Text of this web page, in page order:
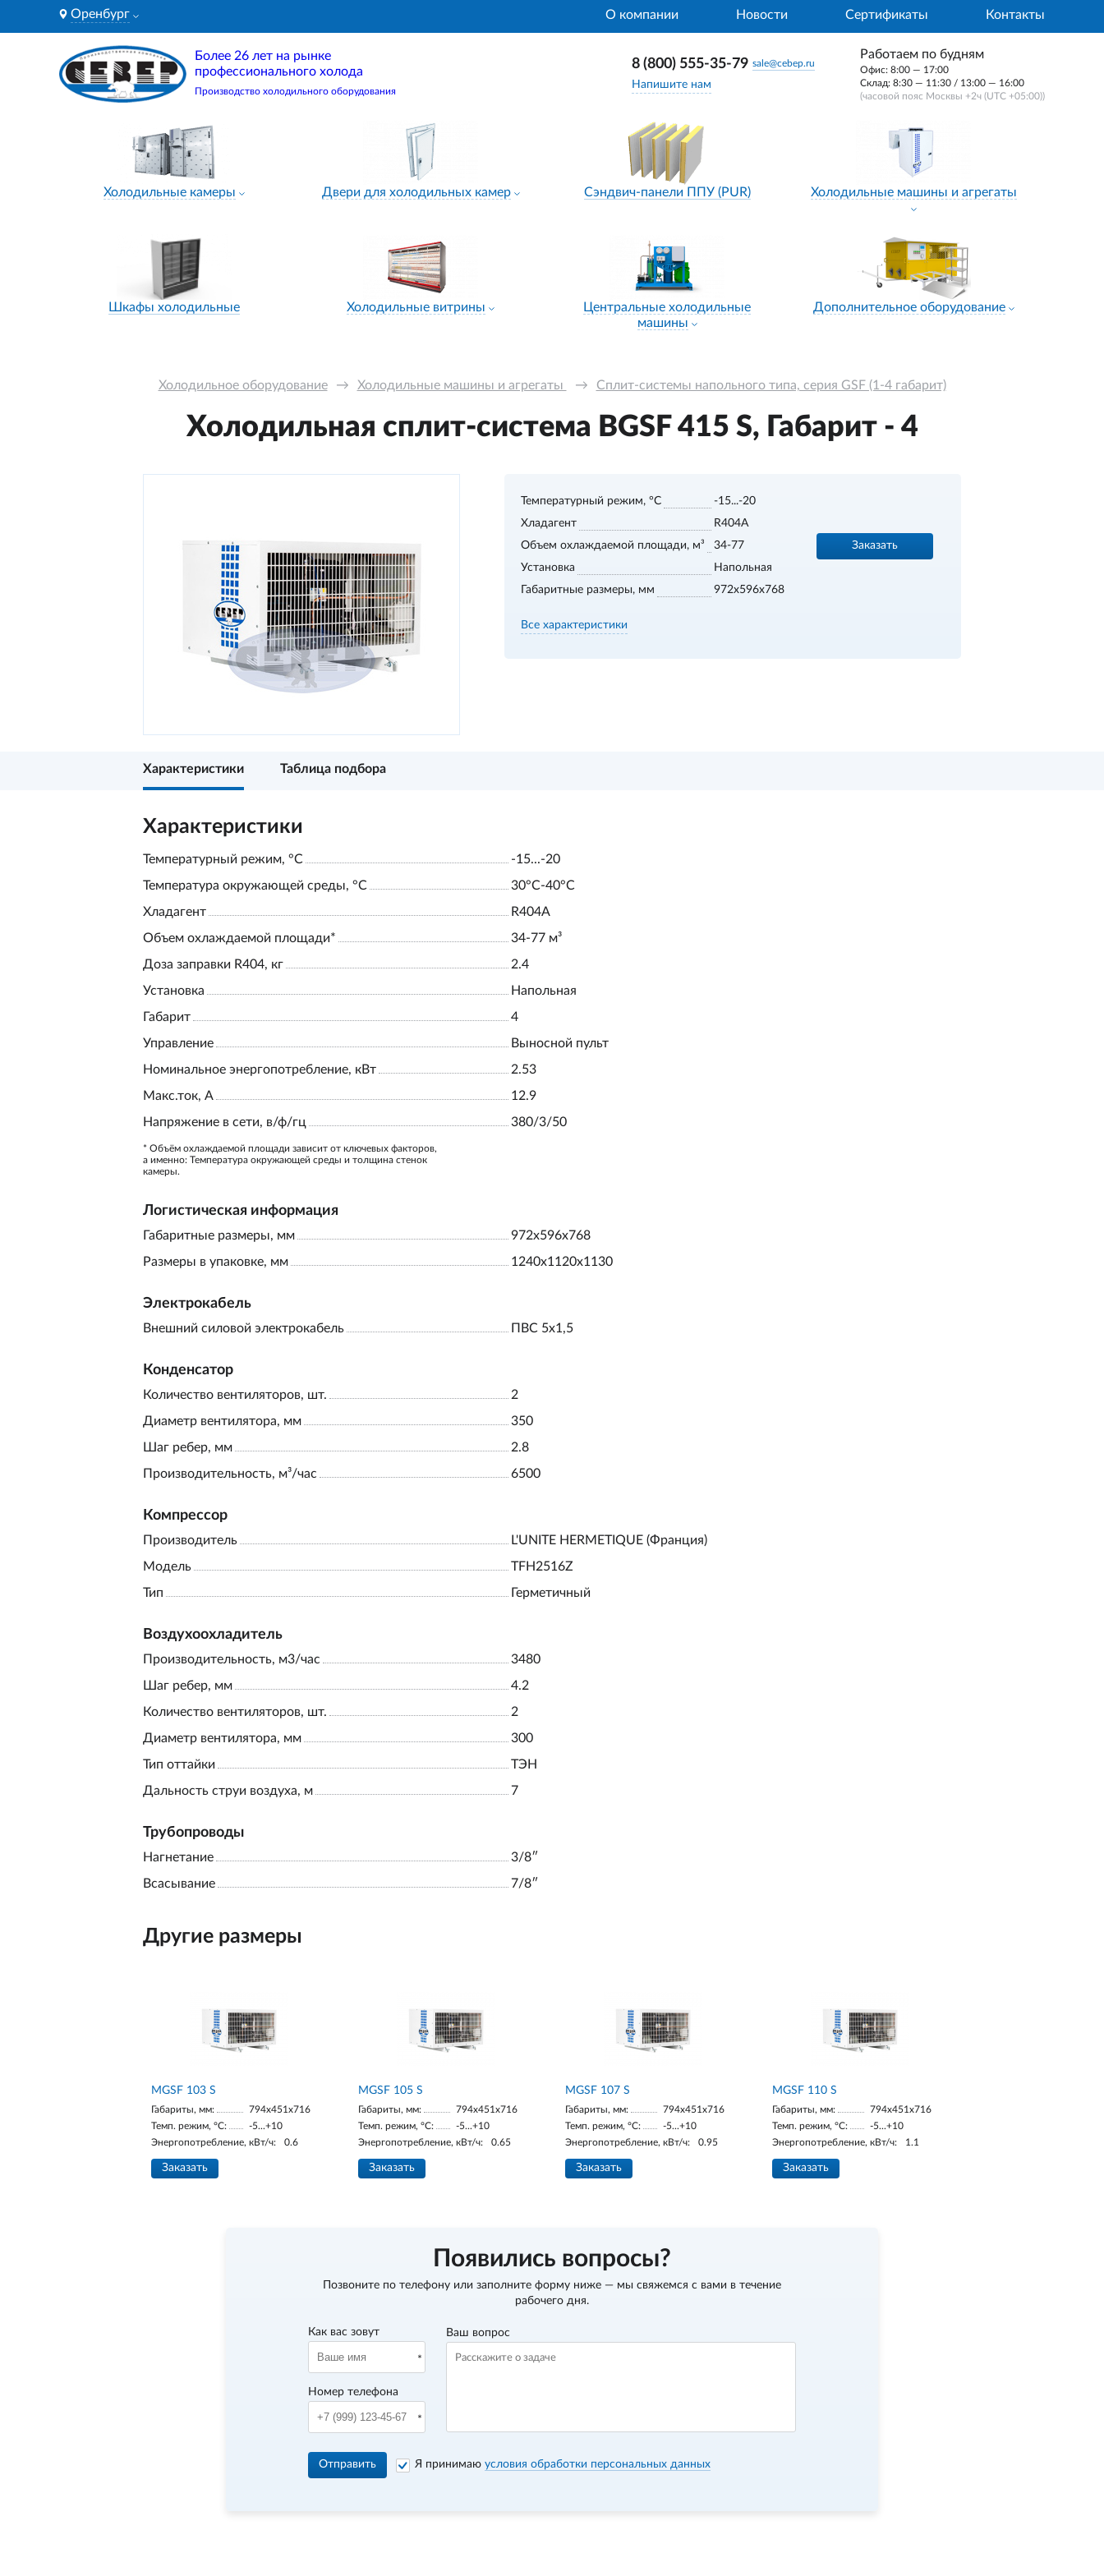
Оренбург О компании Новости Сертификаты Контакты
Более 26 лет на рынке
профессионального холода
Производство холодильного оборудования
8 (800) 555-35-79 sale@cebep.ru
Напишите нам
Работаем по будням
Офис: 8:00 — 17:00
Склад: 8:30 — 11:30 / 13:00 — 16:00
(часовой пояс Москвы +2ч (UTC +05:00))
Холодильные камеры Двери для холодильных камер Сэндвич-панели ППУ (PUR) Холодильные машины и агрегаты
Шкафы холодильные Холодильные витрины
Центральные холодильные
машины
Дополнительное оборудование
Холодильное оборудование → Холодильные машины и агрегаты → Сплит-системы напольного типа, серия GSF (1-4 габарит)
Холодильная сплит-система BGSF 415 S, Габарит - 4
Температурный режим, °С
-15...-20
Хладагент
R404A
Объем охлаждаемой площади, м³
34-77
Установка
Напольная
Габаритные размеры, мм
972x596x768
Заказать
Все характеристики
Характеристики Таблица подбора
Характеристики
Температурный режим, °С
-15...-20
Температура окружающей среды, °С
30°С-40°С
Хладагент
R404A
Объем охлаждаемой площади*
34-77 м³
Доза заправки R404, кг
2.4
Установка
Напольная
Габарит
4
Управление
Выносной пульт
Номинальное энергопотребление, кВт
2.53
Макс.ток, А
12.9
Напряжение в сети, в/ф/гц
380/3/50
* Объём охлаждаемой площади зависит от ключевых факторов,
а именно: Температура окружающей среды и толщина стенок
камеры.
Логистическая информация
Габаритные размеры, мм
972x596x768
Размеры в упаковке, мм
1240x1120x1130
Электрокабель
Внешний силовой электрокабель ПВС 5х1,5
Конденсатор
Количество вентиляторов, шт.
2
Диаметр вентилятора, мм
350
Шаг ребер, мм
2.8
Производительность, м³/час
6500
Компрессор
Производитель
L'UNITE HERMETIQUE (Франция)
Модель
TFH2516Z
Тип
Герметичный
Воздухоохладитель
Производительность, м3/час
3480
Шаг ребер, мм
4.2
Количество вентиляторов, шт.
2
Диаметр вентилятора, мм
300
Тип оттайки
ТЭН
Дальность струи воздуха, м
7
Трубопроводы
Нагнетание
3/8ʺ
Всасывание
7/8ʺ
Другие размеры
MGSF 103 S
Габариты, мм:
794x451x716
Темп. режим, °С:
-5...+10
Энергопотребление, кВт/ч:
0.6
Заказать
МGSF 105 S
Габариты, мм:
794x451x716
Темп. режим, °С:
-5...+10
Энергопотребление, кВт/ч:
0.65
Заказать
MGSF 107 S
Габариты, мм:
794x451x716
Темп. режим, °С:
-5...+10
Энергопотребление, кВт/ч:
0.95
Заказать
MGSF 110 S
Габариты, мм:
794x451x716
Темп. режим, °С:
-5...+10
Энергопотребление, кВт/ч:
1.1
Заказать
Появились вопросы?
Позвоните по телефону или заполните форму ниже — мы свяжемся с вами в течение
рабочего дня.
Как вас зовут
Номер телефона
Ваш вопрос
Отправить Я принимаю условия обработки персональных данных